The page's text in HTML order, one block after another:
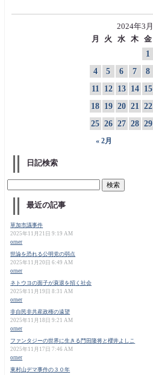
2024年3月
月
火 水 木 金
« 2月
1
4
5 6 7 8
11
12 13 14 15
18 19 20 21 22
25 26 27 28 29
日記検索
最近の記事
草加市議事件
2025年11月21日 9:19 AM
orner
世論を恐れる公明党の弱点
2025年11月20日 6:49 AM
orner
ネトウヨの面子が衰退を招く社会
2025年11月19日 8:31 AM
orner
非自民非共産政権の遠望
2025年11月18日 9:21 AM
orner
ファンタジーの世界に生きる門田隆将と櫻井よしこ
2025年11月17日 7:46 AM
orner
東村山デマ事件の３０年